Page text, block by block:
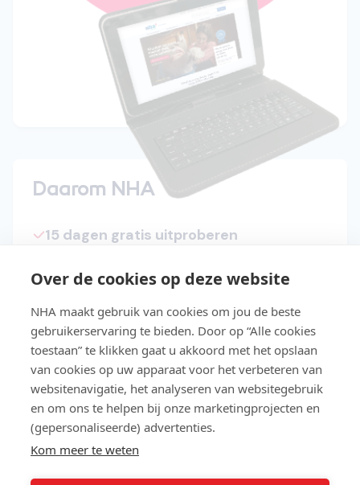
Over de cookies op deze website
NHA maakt gebruik van cookies om jou de beste
gebruikerservaring te bieden. Door op “Alle cookies
toestaan” te klikken gaat u akkoord met het opslaan
van cookies op uw apparaat voor het verbeteren van
websitenavigatie, het analyseren van websitegebruik
en om ons te helpen bij onze marketingprojecten en
(gepersonaliseerde) advertenties.
Kom meer te weten
Daarom NHA
15 dagen gratis uitproberen
Niet geslaagd? Lesgeld terug
Slaag makkelijker met Easy Learning®
Gratis toegang tot de NHA e-
bookbibliotheek
Lees meer over NHA